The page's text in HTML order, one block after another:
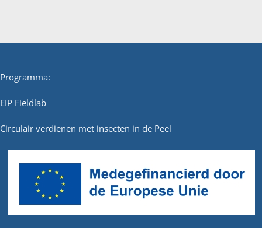
Programma:
EIP Fieldlab
Circulair verdienen met insecten in de Peel